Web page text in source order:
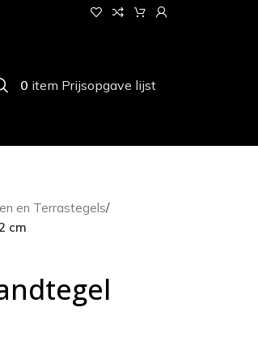
0 item Prijsopgave lijst
en Terrastegels/
cm